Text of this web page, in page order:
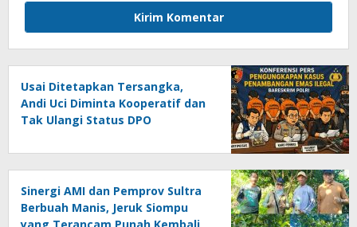
Usai Ditetapkan Tersangka,
Andi Uci Diminta Kooperatif dan
Tak Ulangi Status DPO
Sinergi AMI dan Pemprov Sultra
Berbuah Manis, Jeruk Siompu